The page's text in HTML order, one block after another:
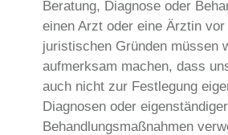
Beratung, Diagnose oder
einen Arzt oder eine Ärztin vor
juristischen Gründen müssen
aufmerksam machen, dass
auch nicht zur Festlegung
Diagnosen oder eigenständiger
Behandlungsmaßnahmen